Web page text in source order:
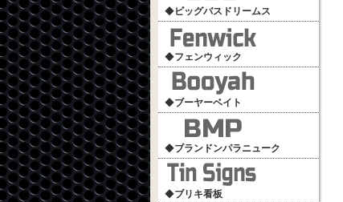
◆ビッグバスドリームス
◆フェンウィック
◆ブーヤーベイト
◆ブランドンパラニューク
◆ブリキ看板